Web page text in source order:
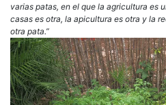
varias patas, en el que la agricultura es
casas es otra, la apicultura es otra y la
otra pata.”